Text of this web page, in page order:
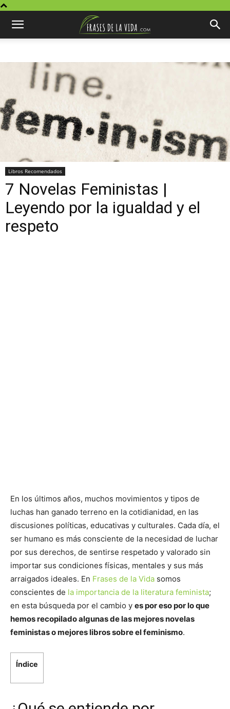
Libros Recomendados
7 Novelas Feministas |
Leyendo por la igualdad y el
respeto
En los últimos años, muchos movimientos y tipos de
luchas han ganado terreno en la cotidianidad, en las
discusiones políticas, educativas y culturales. Cada día, el
ser humano es más consciente de la necesidad de luchar
por sus derechos, de sentirse respetado y valorado sin
importar sus condiciones físicas, mentales y sus más
arraigados ideales. En Frases de la Vida somos
conscientes de la importancia de la literatura feminista;
en esta búsqueda por el cambio y es por eso por lo que
hemos recopilado algunas de las mejores novelas
feministas o mejores libros sobre el feminismo.
Índice